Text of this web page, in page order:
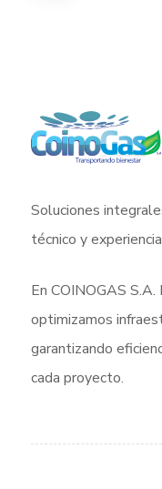
Soluciones
técnico y
En COINOGAS
optimizamos
garantizando
cada proyecto.